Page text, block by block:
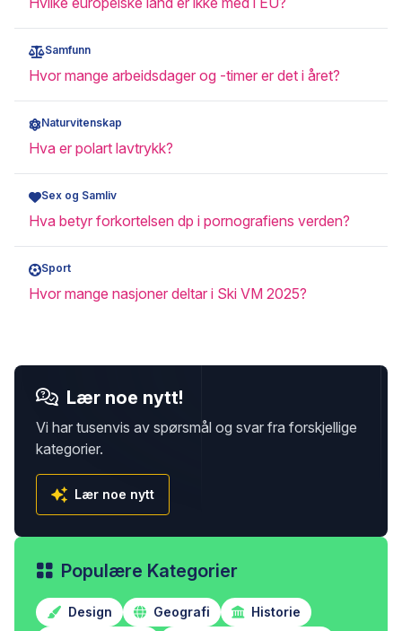
Samfunn
Hvor mange arbeidsdager og -timer er det i året?
Naturvitenskap
Hva er polart lavtrykk?
Sex og Samliv
Hva betyr forkortelsen dp i pornografiens verden?
Sport
Hvor mange nasjoner deltar i Ski VM 2025?
Lær noe nytt!
Vi har tusenvis av spørsmål og svar fra forskjellige
kategorier.
Lær noe nytt
Populære Kategorier
Design Geografi
Historie